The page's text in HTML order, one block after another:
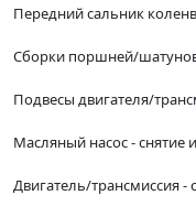
Передний сальник
Сборки поршней/шатунов
Подвесы двигателя/
Масляный насос - снятие
Двигатель/трансмиссия -